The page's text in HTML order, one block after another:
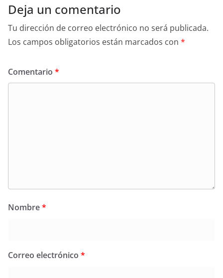
Deja un comentario
Tu dirección de correo electrónico no será publicada.
Los campos obligatorios están marcados con *
Comentario *
Nombre*
Correo electrónico *